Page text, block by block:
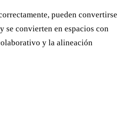
pueden convertirse
se convierten en espacios con
y la alineación